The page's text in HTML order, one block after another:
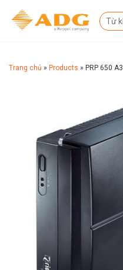
Trang chủ » Products » PRP 650 A3